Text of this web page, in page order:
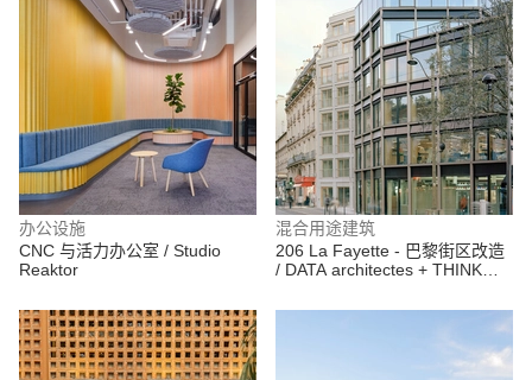
办公设施
CNC 与活力办公室 / Studio
Reaktor
混合用途建筑
206 La Fayette - 巴黎街区改造
/ DATA architectes + THINK